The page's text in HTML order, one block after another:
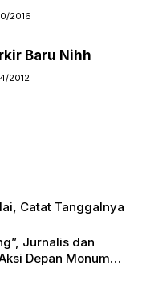
2016
Baru Nihh
2012
Catat Tanggalnya
Jurnalis dan
Depan Monumen